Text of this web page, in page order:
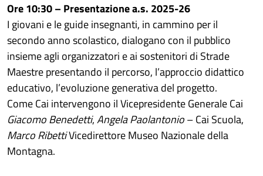
Ore 10:30 – Presentazione a.s. 2025-26
I giovani e le guide insegnanti, in cammino per il
secondo anno scolastico, dialogano con il pubblico
insieme agli organizzatori e ai sostenitori di Strade
Maestre presentando il percorso, l’approccio didattico
educativo, l’evoluzione generativa del progetto.
Come Cai intervengono il Vicepresidente Generale Cai
Giacomo Benedetti,Angela Paolantonio– Cai Scuola,
Marco RibettiVicedirettore Museo Nazionale della
Montagna.